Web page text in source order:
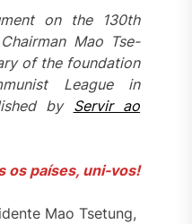
on the 130th
Mao Tse-
of the foundation
League in
by Servir ao
os países, uni-vos!
Mao Tsetung,